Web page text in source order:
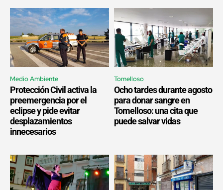
Medio Ambiente
Protección Civil activa la
preemergencia por el
eclipse y pide evitar
desplazamientos
innecesarios
Tomelloso
Ocho tardes durante agosto
para donar sangre en
Tomelloso: una cita que
puede salvar vidas